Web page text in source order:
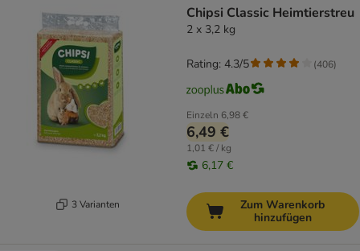
3 Varianten
Chipsi Classic Heimtierstreu
2 x 3,2 kg
Einzeln 6,98 €
6,49 €
1,01 € / kg
6,17 €
Rating: 4.3/5 (406)
Zum Warenkorb
hinzufügen